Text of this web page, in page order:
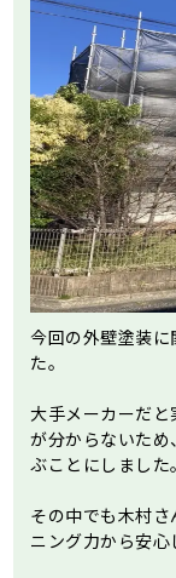
今回の外壁塗装
た。
大手メーカーだ
が分からないた
ぶことにしました。
その中でも木村
ニング力から安心